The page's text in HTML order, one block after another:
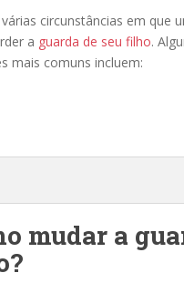
circunstâncias em que
a guarda de seu filho.
mais comuns incluem:
mudar a